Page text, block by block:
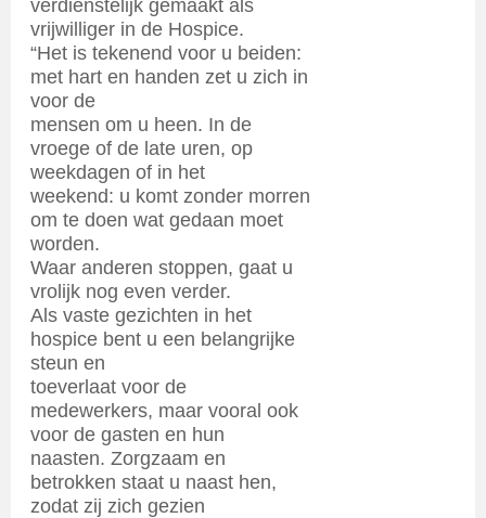
verdienstelijk gemaakt als
vrijwilliger in de Hospice.
“Het is tekenend voor u beiden:
met hart en handen zet u zich in
voor de
mensen om u heen. In de
vroege of de late uren, op
weekdagen of in het
weekend: u komt zonder morren
om te doen wat gedaan moet
worden.
Waar anderen stoppen, gaat u
vrolijk nog even verder.
Als vaste gezichten in het
hospice bent u een belangrijke
steun en
toeverlaat voor de
medewerkers, maar vooral ook
voor de gasten en hun
naasten. Zorgzaam en
betrokken staat u naast hen,
zodat zij zich gezien